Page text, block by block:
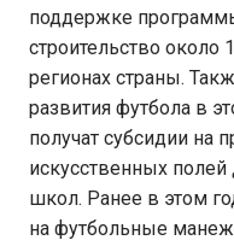
поддержке
строительство около
регионах страны.
развития футбола в
получат субсидии на
искусственных
школ. Ранее в этом
на футбольные